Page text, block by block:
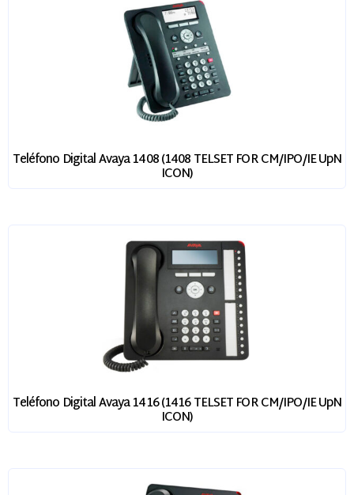
Teléfono Digital Avaya 1408 (1408 TELSET FOR CM/IPO/IE UpN
ICON)
Teléfono Digital Avaya 1416 (1416 TELSET FOR CM/IPO/IE UpN
ICON)